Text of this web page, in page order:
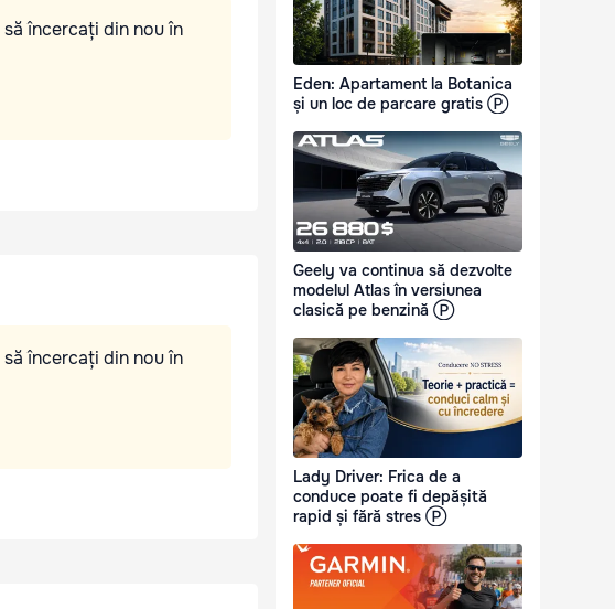
încercați din nou în
încercați din nou în
Eden: Apartament la Botanica
și un loc de parcare gratis Ⓟ
Geely va continua să dezvolte
modelul Atlas în versiunea
clasică pe benzină Ⓟ
Lady Driver: Frica de a
conduce poate fi depășită
rapid și fără stres Ⓟ